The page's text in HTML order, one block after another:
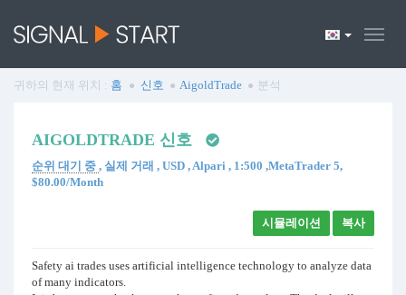
귀하의 현재 위치 : 홈 신호 AigoldTrade 분석
AIGOLDTRADE 신호
순위 대기 중 , 실제 거래 , USD , Alpari , 1:500 ,MetaTrader 5,
$80.00/Month
시뮬레이션 복사
Safety ai trades uses artificial intelligence technology to analyze data
of many indicators.